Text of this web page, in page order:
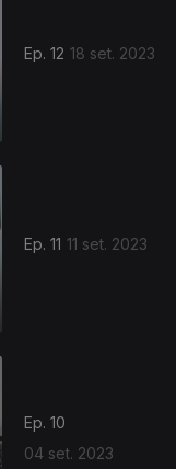
Ep. 12 18 set. 2023
Ep. 11 11 set. 2023
Ep. 10
04 set. 2023